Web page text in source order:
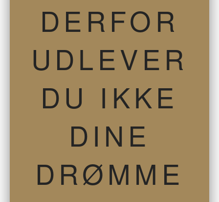
DERFOR
UDLEVER
DU IKKE
DINE
DRØMME